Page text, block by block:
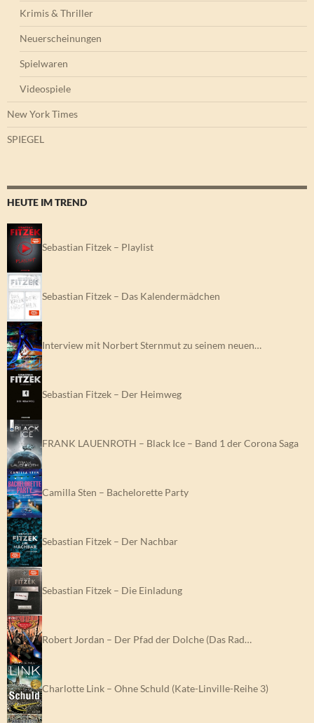
Krimis & Thriller
Neuerscheinungen
Spielwaren
Videospiele
New York Times
SPIEGEL
HEUTE IM TREND
Sebastian Fitzek – Playlist
Sebastian Fitzek – Das Kalendermädchen
Interview mit Norbert Sternmut zu seinem neuen…
Sebastian Fitzek – Der Heimweg
FRANK LAUENROTH – Black Ice – Band 1 der Corona Saga
Camilla Sten – Bachelorette Party
Sebastian Fitzek – Der Nachbar
Sebastian Fitzek – Die Einladung
Robert Jordan – Der Pfad der Dolche (Das Rad…
Charlotte Link – Ohne Schuld (Kate-Linville-Reihe 3)